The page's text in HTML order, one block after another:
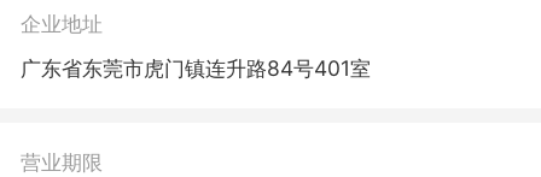
企业地址
广东省东莞市虎门镇连升路84号401室
营业期限